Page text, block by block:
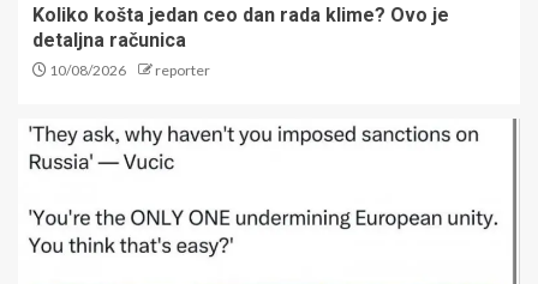
Koliko košta jedan ceo dan rada klime? Ovo je
detaljna računica
10/08/2026 reporter